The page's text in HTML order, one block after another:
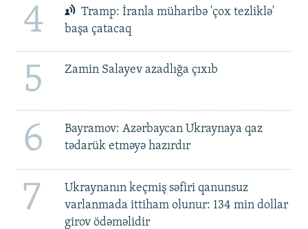
4
Tramp: İranla müharibə 'çox tezliklə'
başa çatacaq
5 Zamin Salayev azadlığa çıxıb
6
Bayramov: Azərbaycan Ukraynaya qaz
tədarük etməyə hazırdır
7
Ukraynanın keçmiş səfiri qanunsuz
varlanmada ittiham olunur: 134 min dollar
girov ödəməlidir